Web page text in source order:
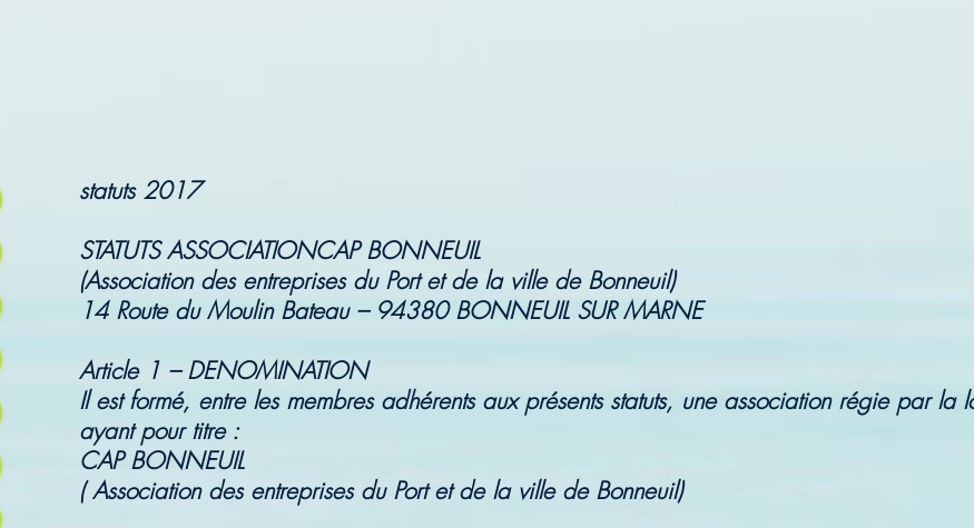
statuts 2017
STATUTS ASSOCIATIONCAP BONNEUIL
(Association des entreprises du Port et de la ville de Bonneuil)
14 Route du Moulin Bateau – 94380 BONNEUIL SUR MARNE
Article 1 – DENOMINATION
Il est formé, entre les membres adhérents aux présents statuts, une association régie
ayant pour titre :
CAP BONNEUIL
( Association des entreprises du Port et de la ville de Bonneuil)